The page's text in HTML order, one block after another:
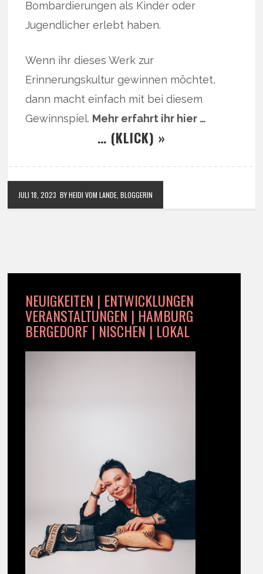
Bombardierungen als Kinder oder
Jugendlicher erlebt haben.
Wenn ihr dieses Werk zur
Erinnerungskultur gewinnen möchtet,
dann macht einfach mit bei diesem
Gewinnspiel. Mehr erfahrt ihr hier …
… (KLICK) »
JULI 18, 2023 BY HEIDI VOM LANDE, BLOGGERIN
NEUIGKEITEN | ENTWICKLUNGEN
VERANSTALTUNGEN | HAMBURG
BERGEDORF | NISCHEN | LOKAL